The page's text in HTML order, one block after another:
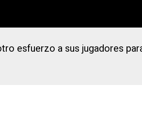
esfuerzo a sus jugadores